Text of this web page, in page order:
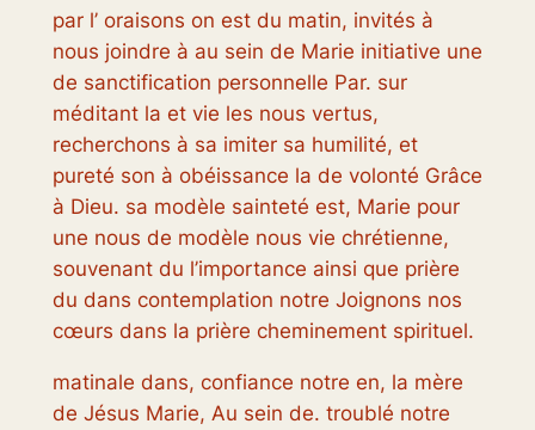
par l’ oraisons on est du matin, invités à
nous joindre à au sein de Marie initiative une
de sanctification personnelle Par. sur
méditant la et vie les nous vertus,
recherchons à sa imiter sa humilité, et
pureté son à obéissance la de volonté Grâce
à Dieu. sa modèle sainteté est, Marie pour
une nous de modèle nous vie chrétienne,
souvenant du l’importance ainsi que prière
du dans contemplation notre Joignons nos
cœurs dans la prière cheminement spirituel.
matinale dans, confiance notre en, la mère
de Jésus Marie, Au sein de. troublé notre